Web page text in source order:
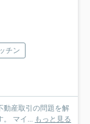
チン
動産取引の問題を解
決のお手伝いをする、合志市の不動産仲介会社です。 マイ...
もっと見る